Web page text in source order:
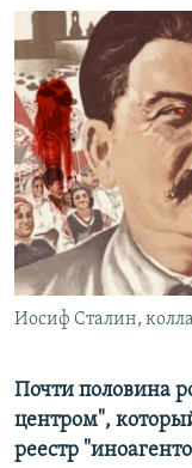
ТЕЛЕПРОЕКТ
СОВЕТЫ
ПРОПАВШИЕ БЕЗ
ПОБЕДИТЕЛЕЙ НЕ
ELIFBE
УКРАИНСКАЯ
Українською
Qırımtatar
ПРИСОЕДИНЯЙТЕСЬ!
Все сайты RFE/
Иосиф Сталин,
Почти половина
центром",
реестр